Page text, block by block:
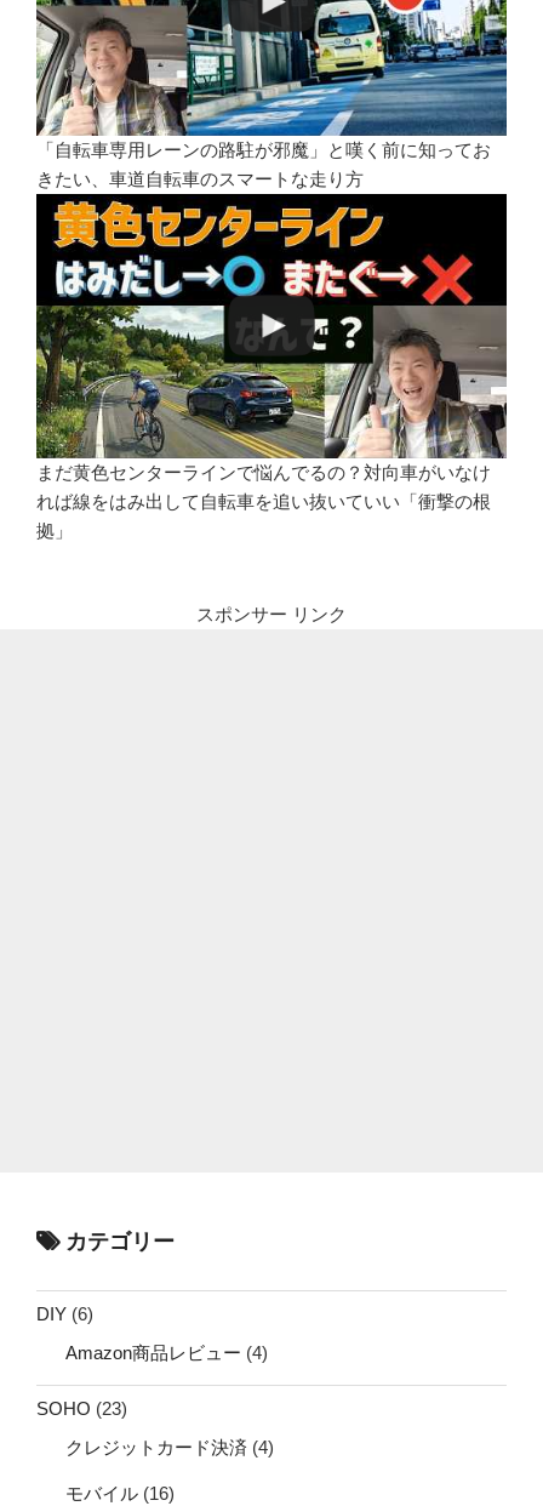
「自転車専用レーンの路駐が邪魔」と嘆く前に知ってお
きたい、車道自転車のスマートな走り方
まだ黄色センターラインで悩んでるの？対向車がいなけ
れば線をはみ出して自転車を追い抜いていい「衝撃の根
拠」
スポンサー リンク
カテゴリー
DIY (6)
Amazon商品レビュー (4)
SOHO (23)
クレジットカード決済 (4)
モバイル (16)